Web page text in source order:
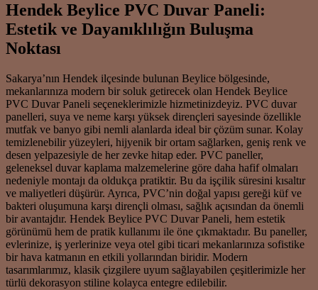
Hendek Beylice PVC Duvar Paneli:
Estetik ve Dayanıklılığın Buluşma
Noktası
Sakarya’nın Hendek ilçesinde bulunan Beylice bölgesinde,
mekanlarınıza modern bir soluk getirecek olan Hendek Beylice
PVC Duvar Paneli seçeneklerimizle hizmetinizdeyiz. PVC duvar
panelleri, suya ve neme karşı yüksek dirençleri sayesinde özellikle
mutfak ve banyo gibi nemli alanlarda ideal bir çözüm sunar. Kolay
temizlenebilir yüzeyleri, hijyenik bir ortam sağlarken, geniş renk ve
desen yelpazesiyle de her zevke hitap eder. PVC paneller,
geleneksel duvar kaplama malzemelerine göre daha hafif olmaları
nedeniyle montajı da oldukça pratiktir. Bu da işçilik süresini kısaltır
ve maliyetleri düşürür. Ayrıca, PVC’nin doğal yapısı gereği küf ve
bakteri oluşumuna karşı dirençli olması, sağlık açısından da önemli
bir avantajdır. Hendek Beylice PVC Duvar Paneli, hem estetik
görünümü hem de pratik kullanımı ile öne çıkmaktadır. Bu paneller,
evlerinize, iş yerlerinize veya otel gibi ticari mekanlarınıza sofistike
bir hava katmanın en etkili yollarından biridir. Modern
tasarımlarımız, klasik çizgilere uyum sağlayabilen çeşitlerimizle her
türlü dekorasyon stiline kolayca entegre edilebilir.